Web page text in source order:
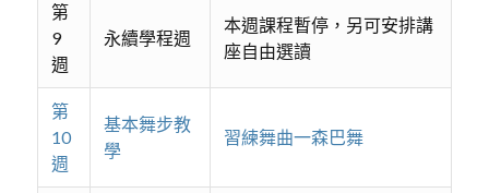
第
9
週
永續學程週
本週課程暫停，另可安排講
座自由選讀
第
10
週
基本舞步教
學
習練舞曲一森巴舞